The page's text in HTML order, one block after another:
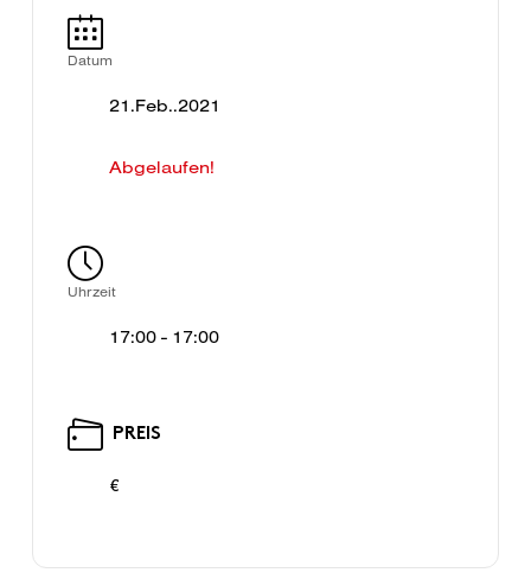
Datum
21.Feb..2021
Abgelaufen!
Uhrzeit
17:00 - 17:00
PREIS
€